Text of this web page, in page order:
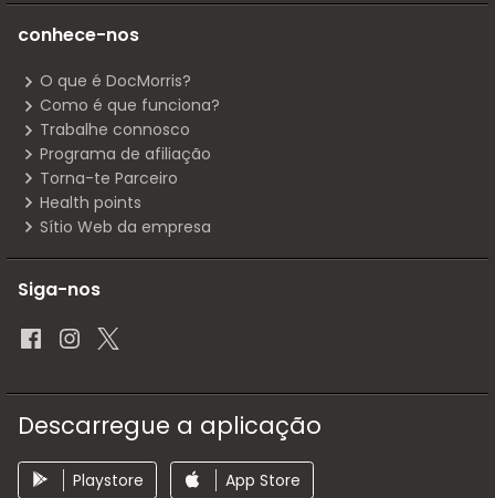
conhece-nos
O que é DocMorris?
Como é que funciona?
Trabalhe connosco
Programa de afiliação
Torna-te Parceiro
Health points
Sítio Web da empresa
Siga-nos
Descarregue a aplicação
Playstore App Store